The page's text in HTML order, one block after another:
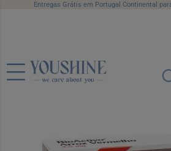
Entregas Grátis em Portugal Continental
Bioactivo Arroz
Comprimidos 180